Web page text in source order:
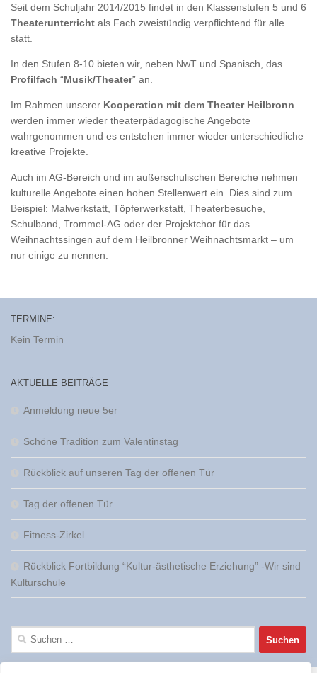
Seit dem Schuljahr 2014/2015 findet in den Klassenstufen 5 und 6
Theaterunterricht als Fach zweistündig verpflichtend für alle
statt.
In den Stufen 8-10 bieten wir, neben NwT und Spanisch, das
Profilfach “Musik/Theater” an.
Im Rahmen unserer Kooperation mit dem Theater Heilbronn
werden immer wieder theaterpädagogische Angebote
wahrgenommen und es entstehen immer wieder unterschiedliche
kreative Projekte.
Auch im AG-Bereich und im außerschulischen Bereiche nehmen
kulturelle Angebote einen hohen Stellenwert ein. Dies sind zum
Beispiel: Malwerkstatt, Töpferwerkstatt, Theaterbesuche,
Schulband, Trommel-AG oder der Projektchor für das
Weihnachtssingen auf dem Heilbronner Weihnachtsmarkt – um
nur einige zu nennen.
TERMINE:
Kein Termin
AKTUELLE BEITRÄGE
Anmeldung neue 5er
Schöne Tradition zum Valentinstag
Rückblick auf unseren Tag der offenen Tür
Tag der offenen Tür
Fitness-Zirkel
Rückblick Fortbildung “Kultur-ästhetische Erziehung” -Wir sind
Kulturschule
Suchen